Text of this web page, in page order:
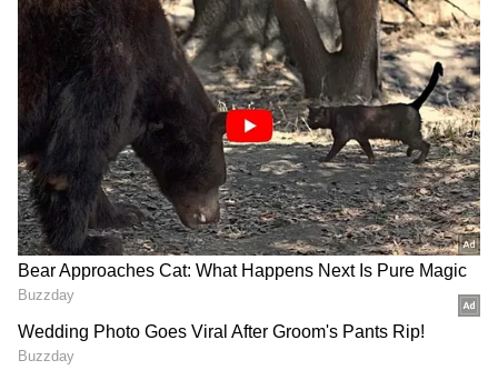
తెలుగు రాష్ట్రాల్లో మళ్లీ మొదలైన భారీ
వర్షాలు | AP & Telangana Rain Alert
Today
డాలర్లు వస్తాయి కానీ... అమెరికాలో అందరి
బతుకూ ఇదే! | US vs India Minimum
Wage | Asianet News Telugu